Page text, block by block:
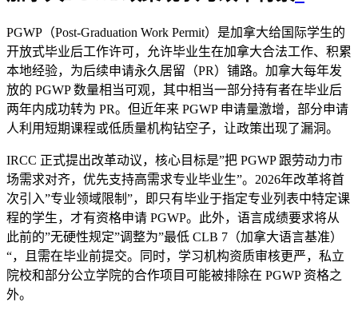
PGWP（Post-Graduation Work Permit）是加拿大给国际学生的
开放式毕业后工作许可，允许毕业生在加拿大合法工作、积累
本地经验，为后续申请永久居留（PR）铺路。加拿大每年发
放的 PGWP 数量相当可观，其中相当一部分持有者在毕业后
两年内成功转为 PR。但近年来 PGWP 申请量激增，部分申请
人利用短期课程或低质量机构钻空子，让政策出现了漏洞。
IRCC 正式提出改革动议，核心目标是”把 PGWP 跟劳动力市
场需求对齐，优先支持高需求专业毕业生”。2026年改革将首
次引入”专业领域限制”，即只有毕业于指定专业列表中特定课
程的学生，才有资格申请 PGWP。此外，语言成绩要求将从
此前的”无硬性规定”调整为”最低 CLB 7（加拿大语言基准）
“，且需在毕业前提交。同时，学习机构资质审核更严，私立
院校和部分公立学院的合作项目可能被排除在 PGWP 资格之
外。